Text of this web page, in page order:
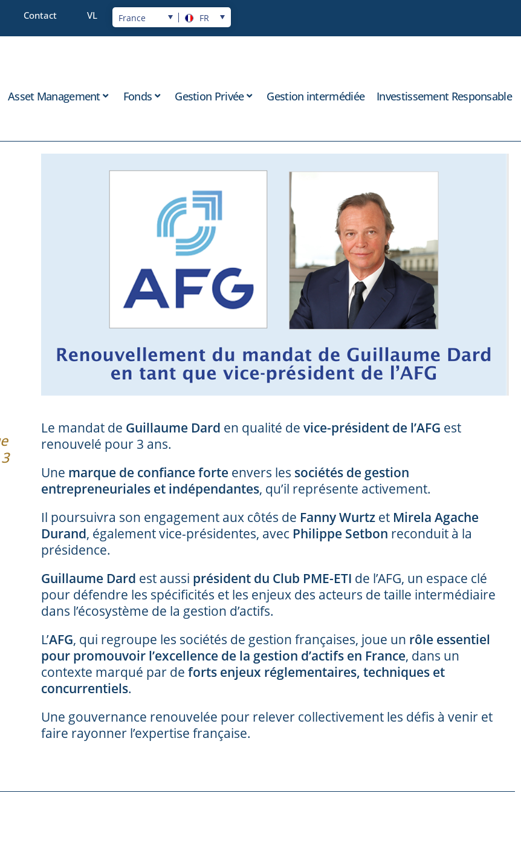
Contact VL France FR
Asset Management Fonds Gestion Privée Gestion intermédiée Investissement Responsable
Le mandat de Guillaume Dard en qualité de vice-président de l’AFG est
renouvelé pour 3 ans.
Une marque de confiance forteenvers les sociétés de gestion
entrepreneuriales et indépendantes, qu’il représente activement.
Il poursuivra son engagement aux côtés de Fanny Wurtzet Mirela Agache
Durand, également vice-présidentes, avec Philippe Setbon reconduit à la
présidence.
Guillaume Dard est aussi président du Club PME-ETI de l’AFG, un espace clé
pour défendre les spécificités et les enjeux des acteurs de taille intermédiaire
dans l’écosystème de la gestion d’actifs.
L’AFG, qui regroupe les sociétés de gestion françaises, joue un rôle essentiel
pour promouvoir l’excellence de la gestion d’actifs en France, dans un
contexte marqué par de forts enjeux réglementaires, techniques et
concurrentiels.
Une gouvernance renouvelée pour relever collectivement les défis à venir et
faire rayonner l’expertise française.